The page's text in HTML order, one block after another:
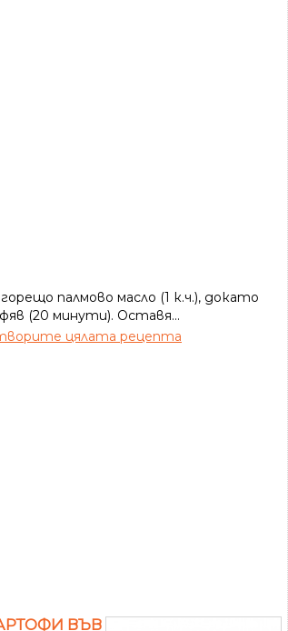
палмово масло (1 к.ч.), докато
(20 минути). Оставя...
цялата рецепта
ВЪВ